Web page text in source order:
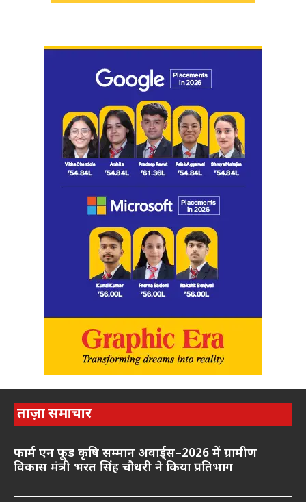
ताज़ा समाचार
फार्म एन फूड कृषि सम्मान अवार्ड्स–2026 में ग्रामीण
विकास मंत्री भरत सिंह चौधरी ने किया प्रतिभाग